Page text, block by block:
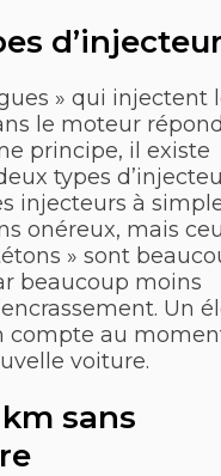
» qui injectent
le moteur
principe, il existe
types
injecteurs à
onéreux, mais
» sont
beaucoup moins
Un
compte au
voiture.
sans